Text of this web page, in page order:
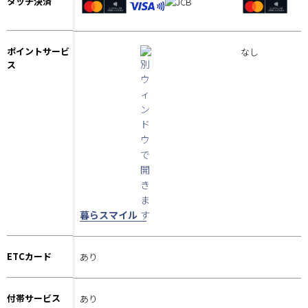
ポイントサービ
ス
暮らスマイル
なし
ETCカード あり
付帯サービス あり